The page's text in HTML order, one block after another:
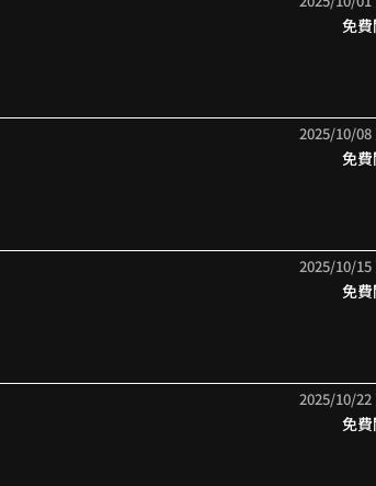
免
2025/10/08
免
2025/10/15
免
2025/10/22
免